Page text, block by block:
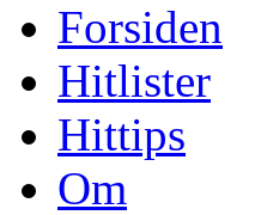
Forsiden
Hitlister
Hittips
Om